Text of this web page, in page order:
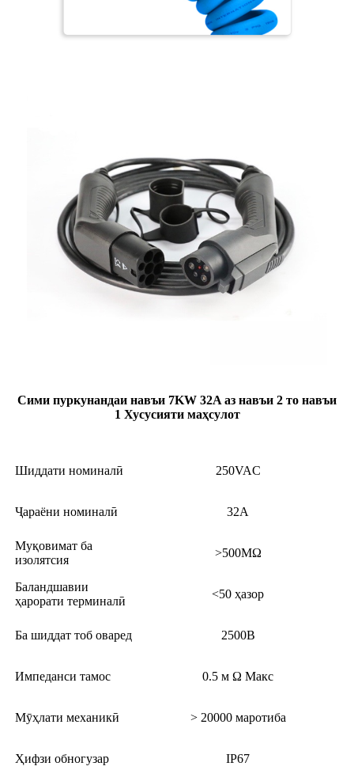
Сими пуркунандаи навъи 7KW 32A аз навъи 2 то навъи
1 Хусусияти маҳсулот
Шиддати номиналӣ 250VAC
Ҷараёни номиналӣ 32A
Муқовимат ба
изолятсия
>500MΩ
Баландшавии
ҳарорати терминалӣ
<50 ҳазор
Ба шиддат тоб оваред 2500В
Импеданси тамос 0.5 м Ω Макс
Мӯҳлати механикӣ > 20000 маротиба
Ҳифзи обногузар IP67